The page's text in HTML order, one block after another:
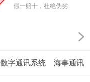
假一赔十，杜绝伪劣
数字通讯系统 海事通讯